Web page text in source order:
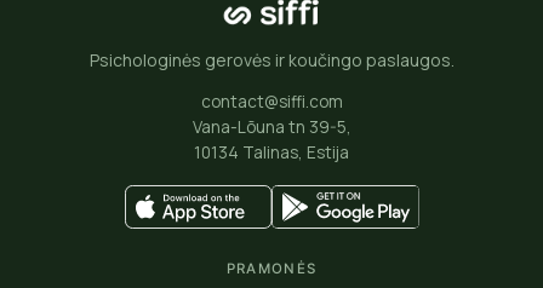
Psichologinės gerovės ir koučingo paslaugos.
contact@siffi.com
Vana-Lõuna tn 39-5,
10134 Talinas, Estija
PRAMONĖS